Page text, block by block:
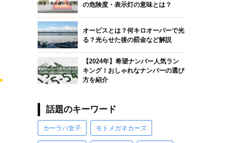
の危険度・表示灯の意味とは？
オービスとは？何キロオーバーで光
る？光らせた後の罰金など解説
【2024年】希望ナンバー人気ラン
キング！おしゃれなナンバーの選び
方を紹介
話題のキーワード
カーラバ女子 モトメガネカーズ